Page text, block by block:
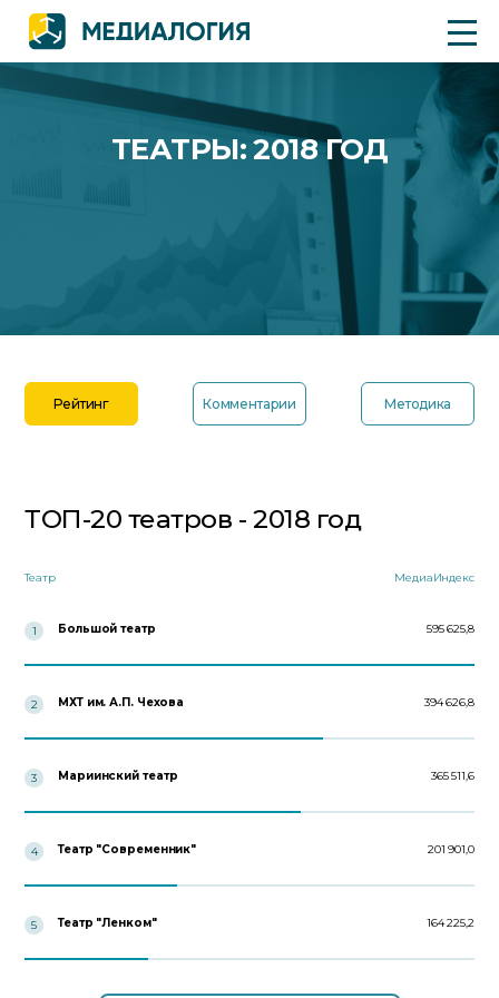
ТЕАТРЫ: 2018 ГОД
Рейтинг Комментарии Методика
ТОП-20 театров - 2018 год
Театр МедиаИндекс
1 Большой театр 595 625,8
2 МХТ им. А.П. Чехова 394 626,8
3 Мариинский театр 365 511,6
4 Театр "Современник" 201 901,0
5 Театр "Ленком" 164 225,2